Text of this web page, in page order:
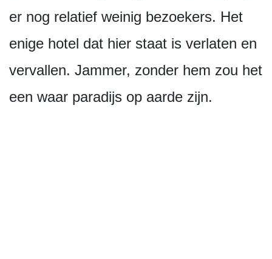
er nog relatief weinig bezoekers. Het
enige hotel dat hier staat is verlaten en
vervallen. Jammer, zonder hem zou het
een waar paradijs op aarde zijn.